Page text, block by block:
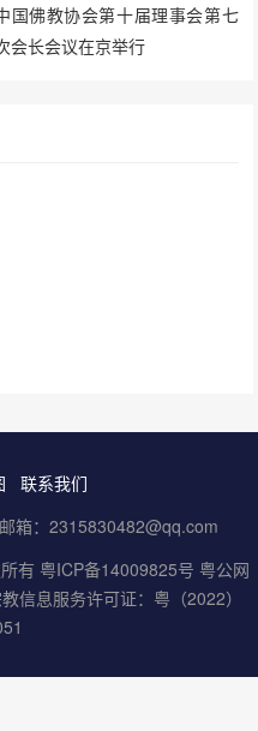
国佛教协会第十届理事会第七
会长会议在京举行
联系我们
箱：2315830482@qq.com
有 粤ICP备14009825号 粤公网
信息服务许可证：粤（2022）